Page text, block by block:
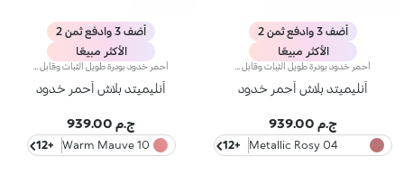
أضف 3 وادفع ثمن 2
الأكثر مبيعًا
أنليميتد بلاش أحمر خدود
ج.م 939.00
04 Metallic Rosy
Biscuit
+12
أضف 3 وادفع ثمن 2
الأكثر مبيعًا
أنليميتد بلاش أحمر خدود
ج.م 939.00
10 Warm Mauve
+12